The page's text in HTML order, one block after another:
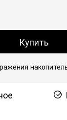
Купить